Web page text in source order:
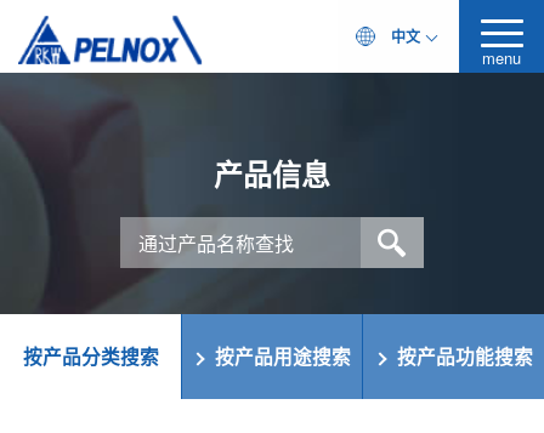
中文
menu
产品信息
按产品分类搜索 按产品用途搜索 按产品功能搜索